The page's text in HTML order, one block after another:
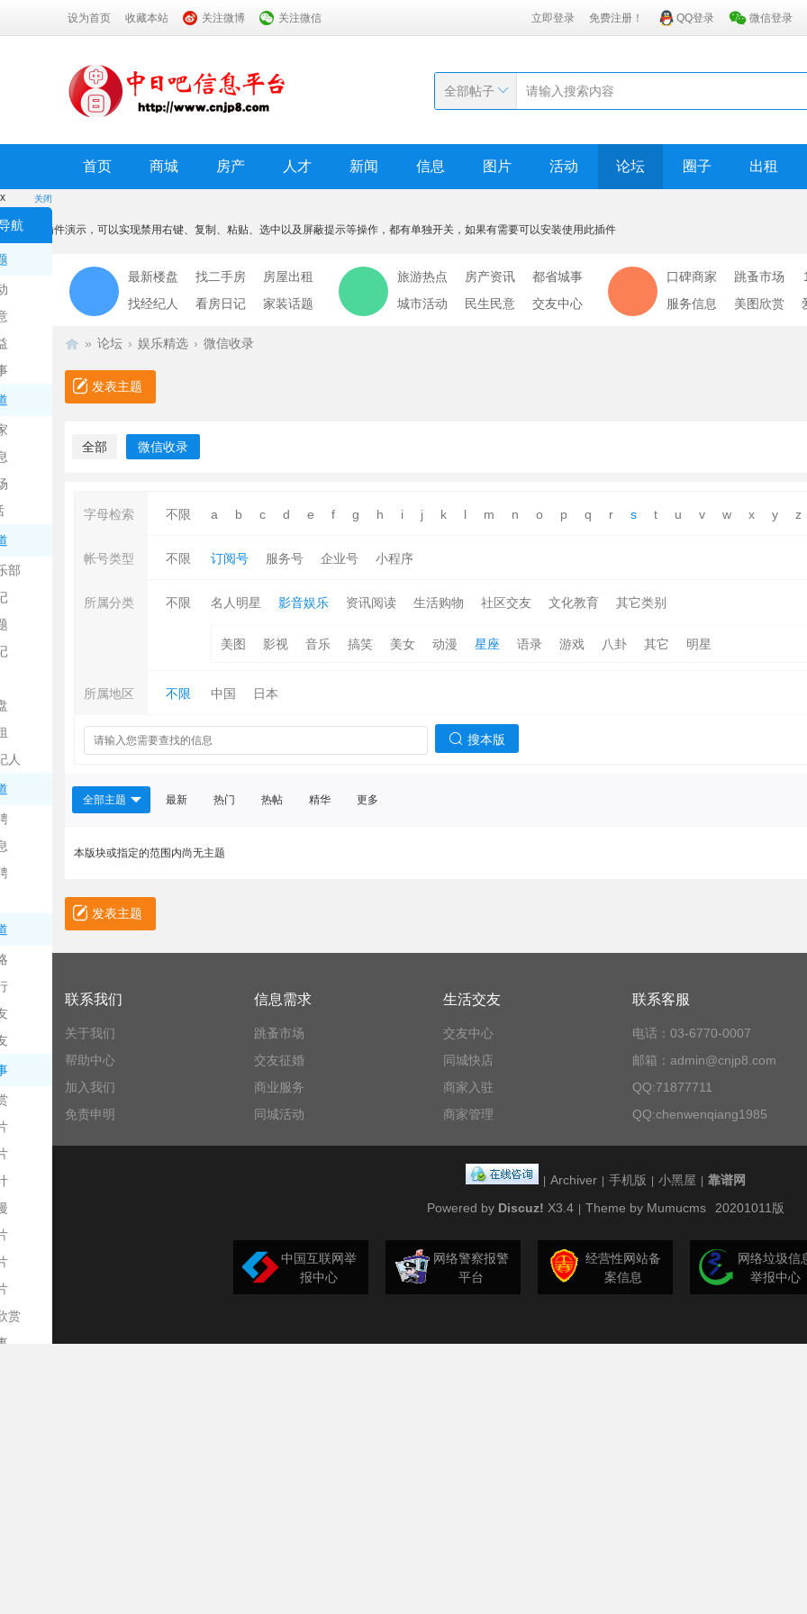
设为首页 收藏本站 关注微博 关注微信 立即登录 免费注册！ QQ登录 微信登录
全部帖子
首页 商城 房产 人才 新闻 信息 图片 活动 论坛 圈子 出租
关闭
航
部
人
赏
x
本功能为插件演示，可以实现禁用右键、复制、粘贴、选中以及屏蔽提示等操作，都有单独开关，如果有需要可以安装使用此插件
我知道了
最新楼盘 找二手房
房屋出租
找经纪人
看房日记 家装话题
旅游热点 房产资讯
都省城事
城市活动
民生民意 交友中心
口碑商家 跳蚤市场
服务信息
美图欣赏
» 论坛 › 娱乐精选 › 微信收录
发表主题
全部 微信收录
字母检索 不限 a b c d e f g h i j k l m n o p q r s t u v w x y z
帐号类型 不限 订阅号 服务号 企业号 小程序
所属分类 不限 名人明星 影音娱乐 资讯阅读 生活购物 社区交友 文化教育 其它类别
美图 影视 音乐 搞笑 美女 动漫 星座 语录 游戏 八卦 其它 明星
所属地区 不限 中国 日本
搜本版
全部主题 最新 热门 热帖 精华 更多
本版块或指定的范围内尚无主题
发表主题
联系我们
关于我们
帮助中心
加入我们
免责申明
信息需求
跳蚤市场
交友征婚
商业服务
同城活动
生活交友
交友中心
同城快店
商家入驻
商家管理
联系客服
电话：03-6770-0007
邮箱：admin@cnjp8.com
QQ:71877711
QQ:chenwenqiang1985
Archiver 手机版 小黑屋
靠谱网
Powered by Discuz! X3.4 Theme by Mumucms 20201011版
中国互联网举
报中心
网络警察报警
平台
经营性网站备
案信息
网络垃圾信
举报中心